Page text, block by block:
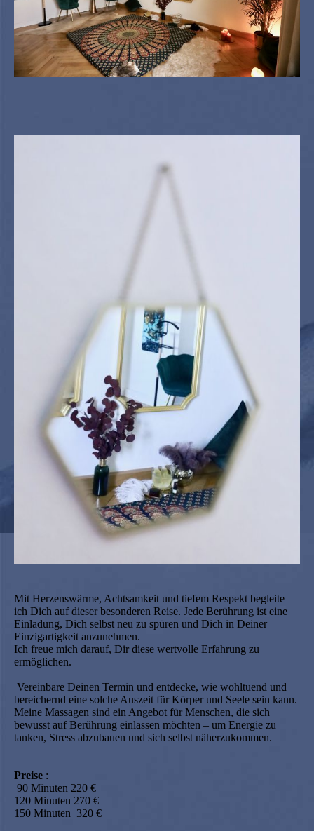
Mit Herzenswärme, Achtsamkeit und tiefem Respekt begleite
ich Dich auf dieser besonderen Reise. Jede Berührung ist eine
Einladung, Dich selbst neu zu spüren und Dich in Deiner
Einzigartigkeit anzunehmen.
Ich freue mich darauf, Dir diese wertvolle Erfahrung zu
ermöglichen.
Vereinbare Deinen Termin und entdecke, wie wohltuend und
bereichernd eine solche Auszeit für Körper und Seele sein kann.
Meine Massagen sind ein Angebot für Menschen, die sich
bewusst auf Berührung einlassen möchten – um Energie zu
tanken, Stress abzubauen und sich selbst näherzukommen.
Preise :
90 Minuten 220 €
120 Minuten 270 €
150 Minuten 320 €